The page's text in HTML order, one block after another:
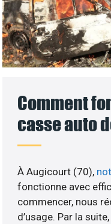
Comment
casse auto
À Augicourt (70),
fonctionne avec
commencer, nous
d’usage. Par la